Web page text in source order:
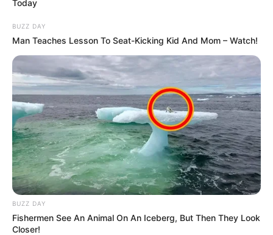
Today
BUZZ DAY
Man Teaches Lesson To Seat-Kicking Kid And Mom – Watch!
BUZZ DAY
Fishermen See An Animal On An Iceberg, But Then They Look
Closer!